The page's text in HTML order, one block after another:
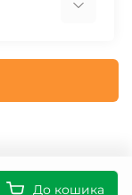
До кошика